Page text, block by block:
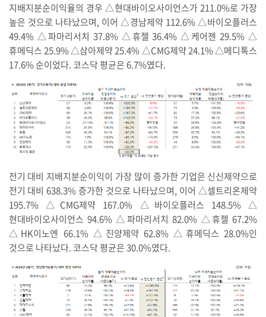
지배지분순이익율의 경우 △현대바이오사이언스가 211.0%로 가장
높은 것으로 나타났으며, 이어 △경남제약 112.6% △바이오플러스
49.4% △파마리서치 37.8% △휴젤 36.4% △케어젠 29.5% △
휴메딕스 25.9% △삼아제약 25.4% △CMG제약 24.1% △메디톡스
17.6% 순이었다. 코스닥 평균은 6.7%였다.
전기 대비 지배지분순이익이 가장 많이 증가한 기업은 신신제약으로
전기 대비 638.3% 증가한 것으로 나타났으며, 이어 △셀트리온제약
195.7% △CMG제약 167.0% △바이오플러스 148.5% △
현대바이오사이언스 94.6% △파마리서치 82.0% △휴젤 67.2%
△HK이노엔 66.1% △진양제약 62.8% △휴메딕스 28.0%인
것으로 나타났다. 코스닥 평균은 30.0%였다.